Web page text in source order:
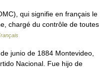
qui signifie en français le
chargé du contrôle de toutes
junio de 1884 Montevideo,
Nacional. Fue hijo de